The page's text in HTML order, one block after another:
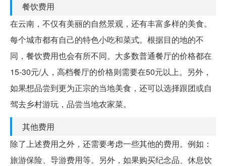
餐饮费用
在云南，不仅有美丽的自然景观，还有丰富多样的美食。
每个城市都有自己的特色小吃和菜式。根据目的地的不
同，餐饮费用也会有所不同。大多数普通餐厅的价格都在
15-30元/人，高档餐厅的价格则需要在50元以上。另外，
如果想品尝到更为正宗的当地美食，还可以选择跟团或自
驾去乡村游玩，品尝当地农家菜。
其他费用
除了上述费用之外，还需要考虑一些其他的费用。例如：
旅游保险、导游费用等。另外，如果购买纪念品、休息饮